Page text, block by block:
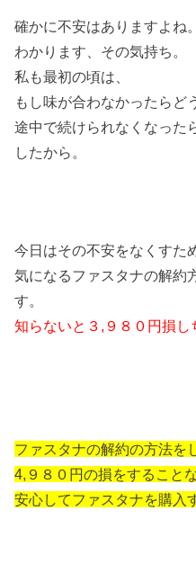
確かに不安はありますよね。
わかります、その気持ち。
私も最初の頃は、
もし味が合わなかったらど
途中で続けられなくなった
したから。
今日はその不安をなくすた
気になるファスタナの解約
す。
知らないと３,９８０円損し
ファスタナの解約の方法を
4,９８０円の損をすることな
安心してファスタナを購入